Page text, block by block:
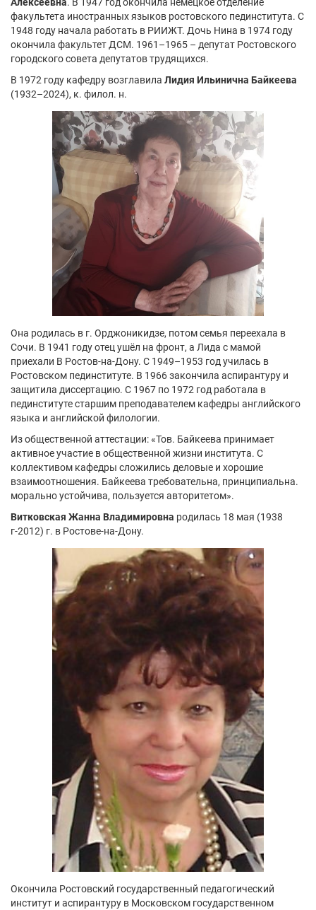
Алексеевна. В 1947 год окончила немецкое отделение
факультета иностранных языков ростовского пединститута. С
1948 году начала работать в РИИЖТ. Дочь Нина в 1974 году
окончила факультет ДСМ. 1961–1965 – депутат Ростовского
городского совета депутатов трудящихся.
В 1972 году кафедру возглавила Лидия Ильинична Байкеева
(1932–2024), к. филол. н.
Она родилась в г. Орджоникидзе, потом семья переехала в
Сочи. В 1941 году отец ушёл на фронт, а Лида с мамой
приехали В Ростов-на-Дону. С 1949–1953 год училась в
Ростовском пединституте. В 1966 закончила аспирантуру и
защитила диссертацию. С 1967 по 1972 год работала в
пединституте старшим преподавателем кафедры английского
языка и английской филологии.
Из общественной аттестации: «Тов. Байкеева принимает
активное участие в общественной жизни института. С
коллективом кафедры сложились деловые и хорошие
взаимоотношения. Байкеева требовательна, принципиальна.
морально устойчива, пользуется авторитетом».
Витковская Жанна Владимировна родилась 18 мая (1938
г-2012) г. в Ростове-на-Дону.
Окончила Ростовский государственный педагогический
институт и аспирантуру в Московском государственном